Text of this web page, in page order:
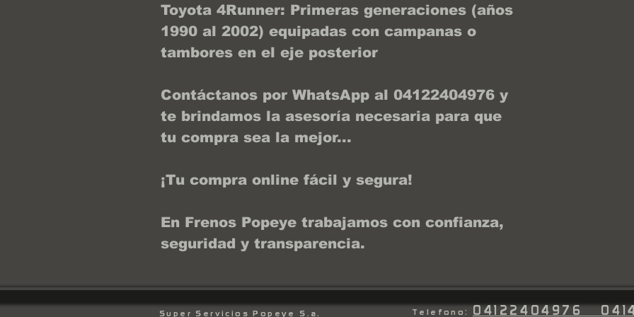
Toyota 4Runner: Primeras generaciones (años
1990 al 2002) equipadas con campanas o
tambores en el eje posterior
Contáctanos por WhatsApp al 04122404976 y
te brindamos la asesoría necesaria para que
tu compra sea la mejor...
¡Tu compra online fácil y segura!
En Frenos Popeye trabajamos con confianza,
seguridad y transparencia.
Super Servicios Popeye S.a. Telefono: 04122404976